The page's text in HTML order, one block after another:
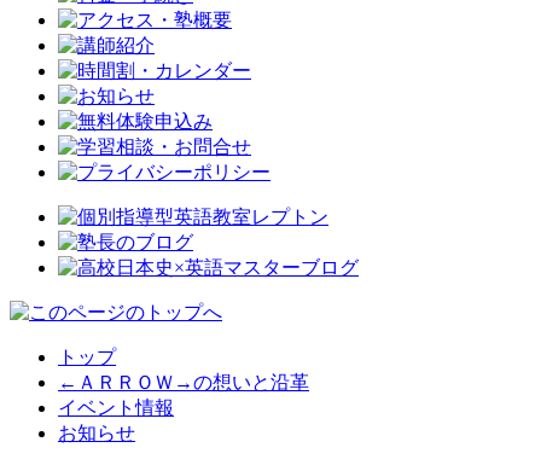
トップ
←ＡＲＲＯＷ→の想いと沿革
イベント情報
お知らせ